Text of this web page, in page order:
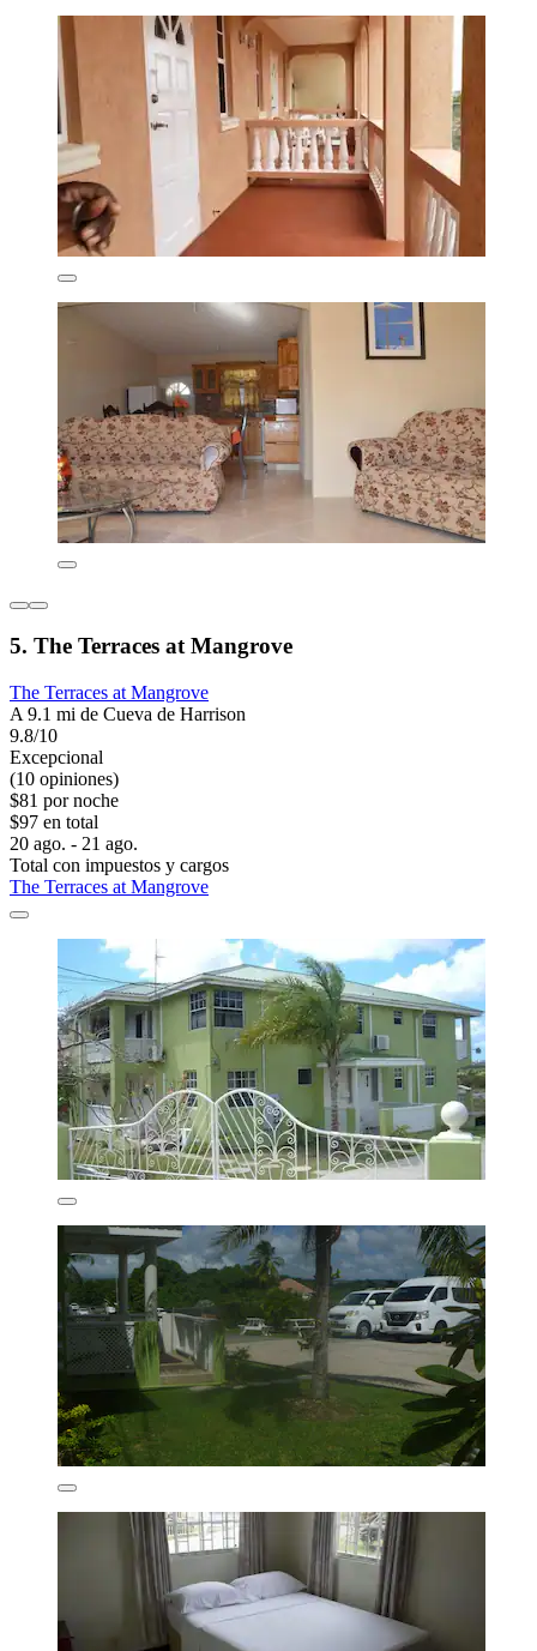
5. The Terraces at Mangrove
The Terraces at Mangrove
A 9.1 mi de Cueva de Harrison
9.8/10
Excepcional
(10 opiniones)
$81 por noche
$97 en total
20 ago. - 21 ago.
Total con impuestos y cargos
The Terraces at Mangrove